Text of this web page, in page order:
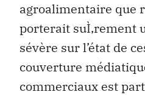
agroalimentaire que
porterait suÌ‚rement
sévère sur l’état de
couverture
commerciaux est